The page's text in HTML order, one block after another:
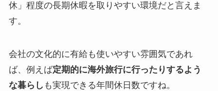
休」程度の長期休暇を取りやすい環境だと言えま
す。
会社の文化的に有給も使いやすい雰囲気であれ
ば、例えば定期的に海外旅行に行ったりするよう
な暮らし も実現できる年間休日数ですね。